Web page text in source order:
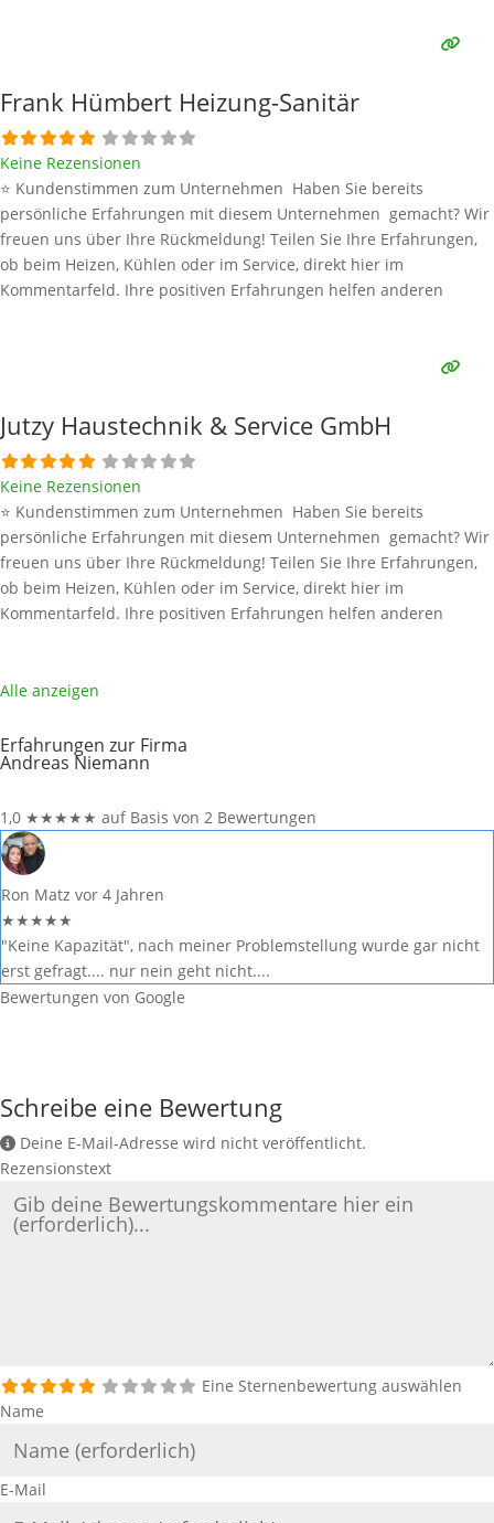
Frank Hümbert Heizung-Sanitär
Keine Rezensionen
⭐ Kundenstimmen zum Unternehmen Haben Sie bereits
persönliche Erfahrungen mit diesem Unternehmen gemacht? Wir
freuen uns über Ihre Rückmeldung! Teilen Sie Ihre Erfahrungen,
ob beim Heizen, Kühlen oder im Service, direkt hier im
Kommentarfeld. Ihre positiven Erfahrungen helfen anderen
Jutzy Haustechnik & Service GmbH
Keine Rezensionen
⭐ Kundenstimmen zum Unternehmen Haben Sie bereits
persönliche Erfahrungen mit diesem Unternehmen gemacht? Wir
freuen uns über Ihre Rückmeldung! Teilen Sie Ihre Erfahrungen,
ob beim Heizen, Kühlen oder im Service, direkt hier im
Kommentarfeld. Ihre positiven Erfahrungen helfen anderen
und bleibenWeiterlesen …
Alle anzeigen
Erfahrungen zur Firma
Andreas Niemann
1,0 ★★★★★ auf Basis von 2 Bewertungen
Ron Matz vor 4 Jahren
★★★★★
"Keine Kapazität", nach meiner Problemstellung wurde gar nicht
erst gefragt.... nur nein geht nicht....
Bewertungen von Google
Schreibe eine Bewertung
Deine E-Mail-Adresse wird nicht veröffentlicht.
Rezensionstext
Eine Sternenbewertung auswählen
Name
E-Mail